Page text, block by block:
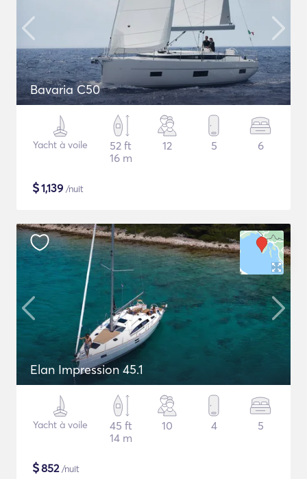
Bavaria C50
Yacht à voile
52 ft
16 m
12 5 6
$1,139 /nuit
Elan Impression 45.1
Yacht à voile
45 ft
14 m
10 4 5
$852/nuit